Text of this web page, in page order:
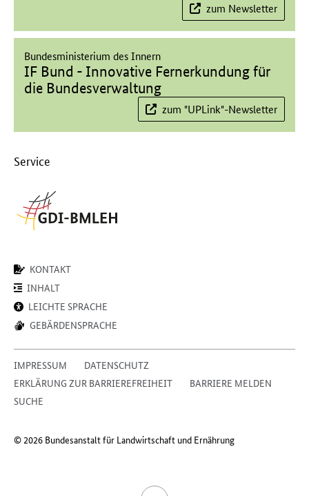
zum Newsletter
IF Bund - Innovative Fernerkundung für
die Bundesverwaltung
Bundesministerium des Innern
zum "UPLink"-Newsletter
Service
KONTAKT
INHALT
LEICHTE SPRACHE
GEBÄRDENSPRACHE
IMPRESSUM
DATENSCHUTZ
ERKLÄRUNG ZUR BARRIEREFREIHEIT
BARRIERE MELDEN
SUCHE
© 2026 Bundesanstalt für Landwirtschaft und Ernährung